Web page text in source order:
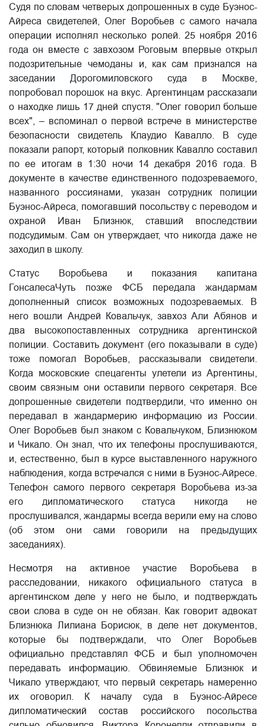
Судя по словам четверых допрошенных в суде Буэнос-
Айреса свидетелей, Олег Воробьев с самого начала
операции исполнял несколько ролей. 25 ноября 2016
года он вместе с завхозом Роговым впервые открыл
подозрительные чемоданы и, как сам признался на
заседании Дорогомиловского суда в Москве,
попробовал порошок на вкус. Аргентинцам рассказали
о находке лишь 17 дней спустя. "Олег говорил больше
всех", – вспоминал о первой встрече в министерстве
безопасности свидетель Клаудио Кавалло. В суде
показали рапорт, который полковник Кавалло составил
по ее итогам в 1:30 ночи 14 декабря 2016 года. В
документе в качестве единственного подозреваемого,
названного россиянами, указан сотрудник полиции
Буэнос-Айреса, помогавший посольству с переводом и
охраной Иван Близнюк, ставший впоследствии
подсудимым. Сам он утверждает, что никогда даже не
заходил в школу.
Статус Воробьева и показания капитана
ГонсалесаЧуть позже ФСБ передала жандармам
дополненный список возможных подозреваемых. В
него вошли Андрей Ковальчук, завхоз Али Абянов и
два высокопоставленных сотрудника аргентинской
полиции. Составить документ (его показывали в суде)
тоже помогал Воробьев, рассказывали свидетели.
Когда московские спецагенты улетели из Аргентины,
своим связным они оставили первого секретаря. Все
допрошенные свидетели подтвердили, что именно он
передавал в жандармерию информацию из России.
Олег Воробьев был знаком с Ковальчуком, Близнюком
и Чикало. Он знал, что их телефоны прослушиваются,
и, естественно, был в курсе выставленного наружного
наблюдения, когда встречался с ними в Буэнос-Айресе.
Телефон самого первого секретаря Воробьева из-за
его дипломатического статуса никогда не
прослушивался, жандармы всегда верили ему на слово
(об этом они сами говорили на предыдущих
заседаниях).
Несмотря на активное участие Воробьева в
расследовании, никакого официального статуса в
аргентинском деле у него не было, и подтверждать
свои слова в суде он не обязан. Как говорит адвокат
Близнюка Лилиана Борисюк, в деле нет документов,
которые бы подтверждали, что Олег Воробьев
официально представлял ФСБ и был уполномочен
передавать информацию. Обвиняемые Близнюк и
Чикало утверждают, что первый секретарь намеренно
их оговорил. К началу суда в Буэнос-Айресе
дипломатический состав российского посольства